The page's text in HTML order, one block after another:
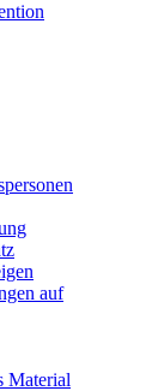
auf
Material